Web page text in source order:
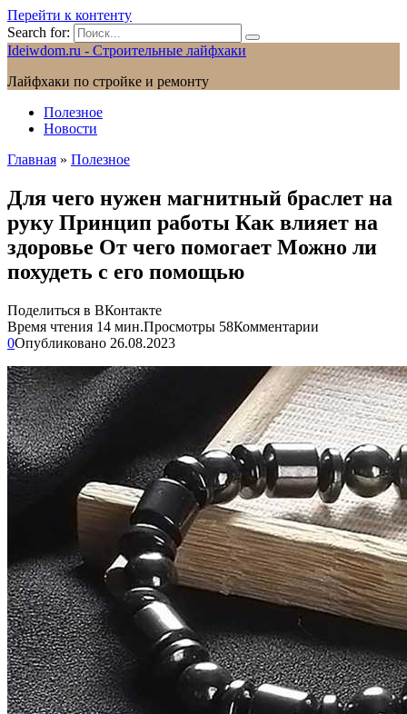
Перейти к контенту
Search for:
Ideiwdom.ru - Строительные лайфхаки
Лайфхаки по стройке и ремонту
Полезное
Новости
Главная » Полезное
Для чего нужен магнитный браслет на
руку Принцип работы Как влияет на
здоровье От чего помогает Можно ли
похудеть с его помощью
Поделиться в ВКонтакте
Время чтения 14 мин.Просмотры 58Комментарии
0Опубликовано 26.08.2023